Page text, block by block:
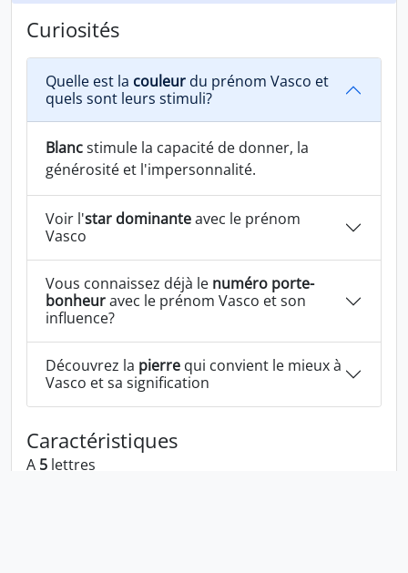
Curiosités
Quelle est la couleur du prénom Vasco et
quels sont leurs stimuli?
Blancstimule la capacité de donner, la
générosité et l'impersonnalité.
Voir l'star dominanteavec le prénom
Vasco
Vous connaissez déjà le numéro porte-
bonheuravec le prénom Vasco et son
influence?
Découvrez la pierre qui convient le mieux à
Vasco et sa signification
Caractéristiques
A 5 lettres